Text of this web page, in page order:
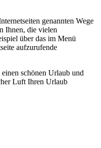
genannten Wege
Ihnen, die vielen
über das im Menü
aufzurufende
schönen Urlaub und
Luft Ihren Urlaub